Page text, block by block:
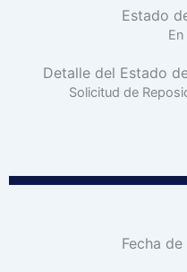
Estado
Detalle del Estado
Solicitud de
Fecha